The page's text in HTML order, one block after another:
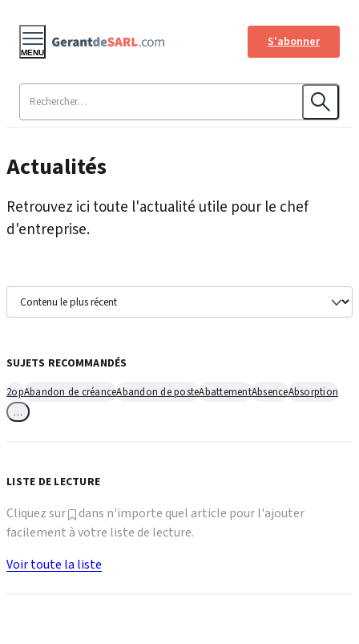
S'abonner
MENU
Actualités
Retrouvez ici toute l'actualité utile pour le chef
d'entreprise.
SUJETS RECOMMANDÉS
2opAbandon de créanceAbandon de posteAbattementAbsenceAbsorption
LISTE DE LECTURE
Cliquez sur
dans n'importe quel article pour l'ajouter
facilement à votre liste de lecture.
Voir toute la liste